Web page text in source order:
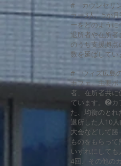
# カウンセリン
ラー3人、5か
ーをどのよう
退所者や在所
のうち支援拠
数を延ばしてい
# ウィズ広島
カフェ。主要
者、在所者共
ています。❷カ
た、均衡のと
退所した人10
大会などして
ものをもらって
いずれにして
4回、その他の